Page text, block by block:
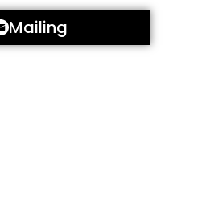
Mailing